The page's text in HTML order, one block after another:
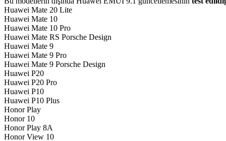
Huawei Mate 20 Lite
Huawei Mate 10
Huawei Mate 10 Pro
Huawei Mate RS Porsche Design
Huawei Mate 9
Huawei Mate 9 Pro
Huawei Mate 9 Porsche Design
Huawei P20
Huawei P20 Pro
Huawei P10
Huawei P10 Plus
Honor Play
Honor 10
Honor Play 8A
Honor View 10